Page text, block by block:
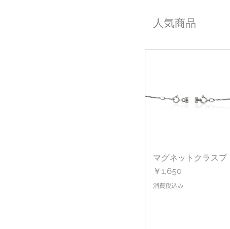
人気商品
クイックビュー
マグネットクラスプ
価格
￥1,650
消費税込み